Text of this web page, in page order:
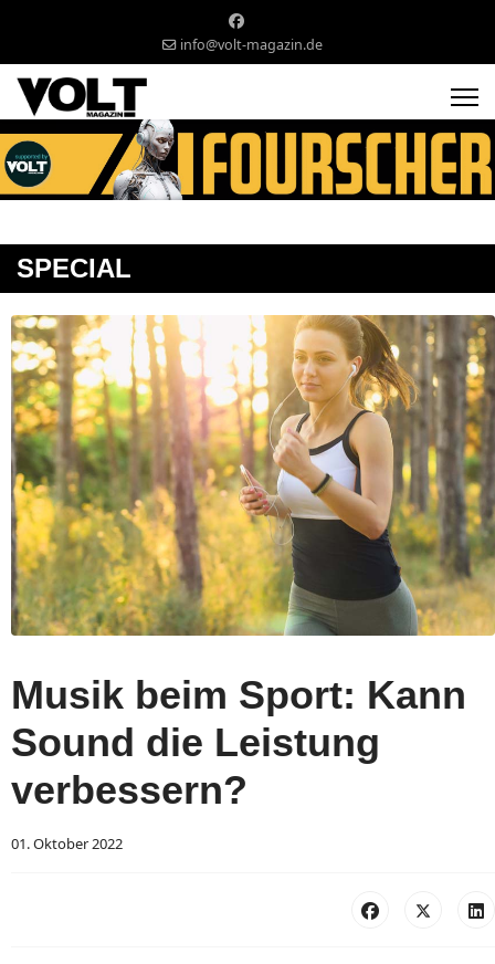
info@volt-magazin.de
SPECIAL
Musik beim Sport: Kann
Sound die Leistung
verbessern?
01. Oktober 2022